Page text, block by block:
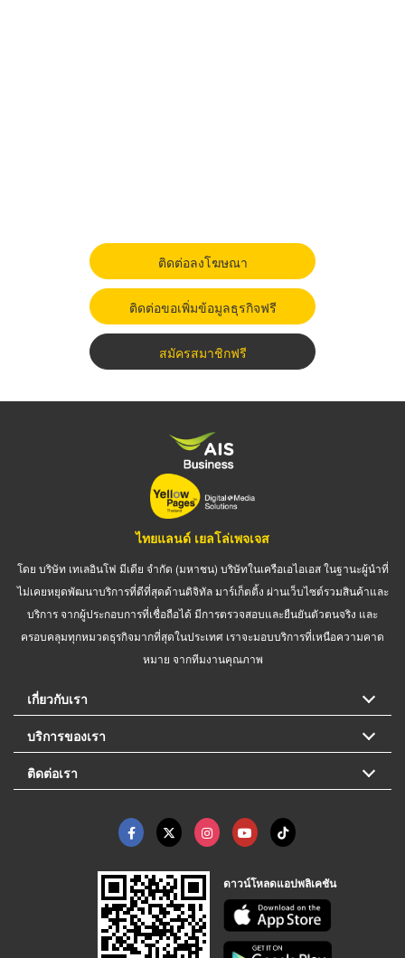
ติดต่อลงโฆษณา
ติดต่อขอเพิ่มข้อมูลธุรกิจฟรี
สมัครสมาชิกฟรี
ไทยแลนด์ เยลโล่เพจเจส
โดย บริษัท เทเลอินโฟ มีเดีย จำกัด (มหาชน) บริษัทในเครือเอไอเอส ในฐานะผู้นำที่
ไม่เคยหยุดพัฒนาบริการที่ดีที่สุดด้านดิจิทัล มาร์เก็ตติ้ง ผ่านเว็บไซต์รวมสินค้าและ
บริการ จากผู้ประกอบการที่เชื่อถือได้ มีการตรวจสอบและยืนยันตัวตนจริง และ
ครอบคลุมทุกหมวดธุรกิจมากที่สุดในประเทศ เราจะมอบบริการที่เหนือความคาด
หมาย จากทีมงานคุณภาพ
เกี่ยวกับเรา
บริการของเรา
ติดต่อเรา
ดาวน์โหลดแอปพลิเคชัน